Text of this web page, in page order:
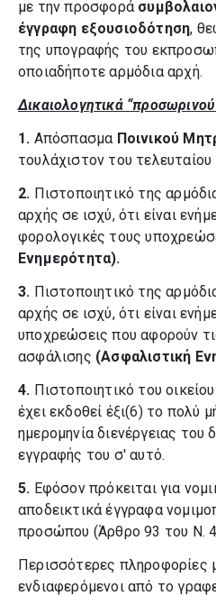
με την προσφορά
έγγραφη εξουσιοδότηση,
της υπογραφής του
οποιαδήποτε αρμόδια αρχή.
Δικαιολογητικά
1. Απόσπασμα Ποινικού
τουλάχιστον του τελευταίου
2. Πιστοποιητικό της
αρχής σε ισχύ, ότι είναι
φορολογικές τους
Ενημερότητα).
3. Πιστοποιητικό της
αρχής σε ισχύ, ότι είναι
υποχρεώσεις που αφορούν
ασφάλισης (Ασφαλιστική
4. Πιστοποιητικό του οικείου
έχει εκδοθεί έξι(6) το πολύ
ημερομηνία διενέργειας του
εγγραφής του σ' αυτό.
5. Εφόσον πρόκειται για
αποδεικτικά έγγραφα
προσώπου (Άρθρο 93 του Ν.
Περισσότερες πληροφορίες
ενδιαφερόμενοι από το